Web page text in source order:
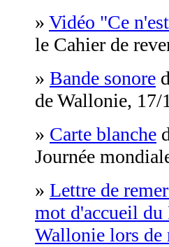
» Vidéo "Ce
le Cahier de
» Bande sonore
de Wallonie, 17/
» Carte blanche
Journée
» Lettre de
mot d'accueil du
Wallonie lors de